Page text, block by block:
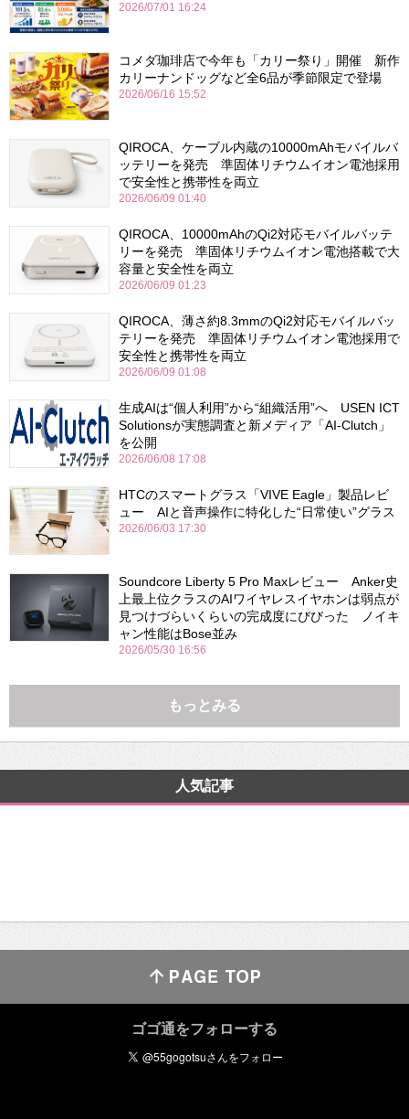
2026/07/01 16:24
コメダ珈琲店で今年も「カリー祭り」開催 新作
カリーナンドッグなど全6品が季節限定で登場
2026/06/16 15:52
QIROCA、ケーブル内蔵の10000mAhモバイルバ
ッテリーを発売 準固体リチウムイオン電池採用
で安全性と携帯性を両立
2026/06/09 01:40
QIROCA、10000mAhのQi2対応モバイルバッテ
リーを発売 準固体リチウムイオン電池搭載で大
容量と安全性を両立
2026/06/09 01:23
QIROCA、薄さ約8.3mmのQi2対応モバイルバッ
テリーを発売 準固体リチウムイオン電池採用で
安全性と携帯性を両立
2026/06/09 01:08
生成AIは“個人利用”から“組織活用”へ USEN ICT
Solutionsが実態調査と新メディア「AI-Clutch」
を公開
2026/06/08 17:08
HTCのスマートグラス「VIVE Eagle」製品レビ
ュー AIと音声操作に特化した“日常使い”グラス
2026/06/03 17:30
Soundcore Liberty 5 Pro Maxレビュー Anker史
上最上位クラスのAIワイヤレスイヤホンは弱点が
見つけづらいくらいの完成度にびびった ノイキ
ャン性能はBose並み
2026/05/30 16:56
もっとみる
人気記事
ゴゴ通をフォローする